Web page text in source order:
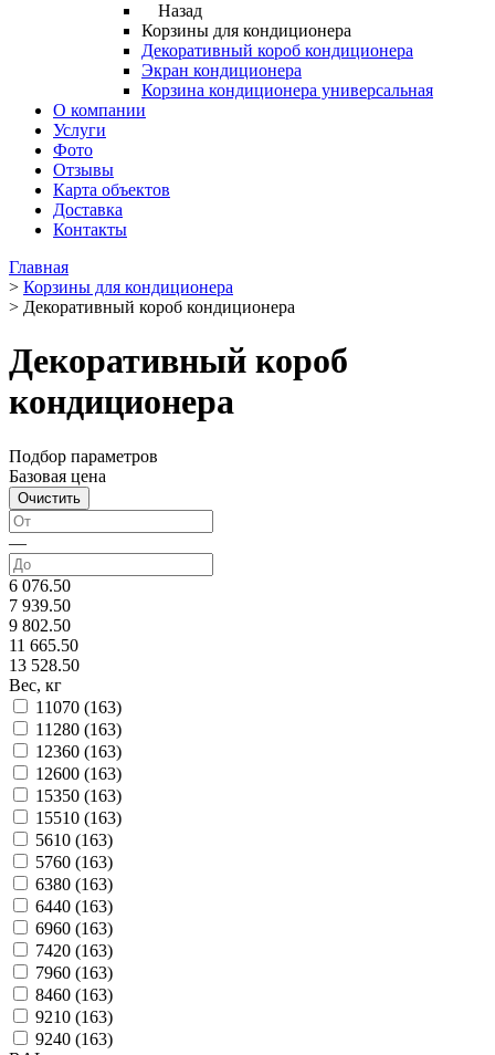
Назад
Корзины для кондиционера
Декоративный короб кондиционера
Экран кондиционера
Корзина кондиционера универсальная
О компании
Услуги
Фото
Отзывы
Карта объектов
Доставка
Контакты
Главная
> Корзины для кондиционера
> Декоративный короб кондиционера
Декоративный короб
кондиционера
Подбор параметров
Базовая цена
—
6 076.50
7 939.50
9 802.50
11 665.50
13 528.50
Вес, кг
11070 (163)
11280 (163)
12360 (163)
12600 (163)
15350 (163)
15510 (163)
5610 (163)
5760 (163)
6380 (163)
6440 (163)
6960 (163)
7420 (163)
7960 (163)
8460 (163)
9210 (163)
9240 (163)